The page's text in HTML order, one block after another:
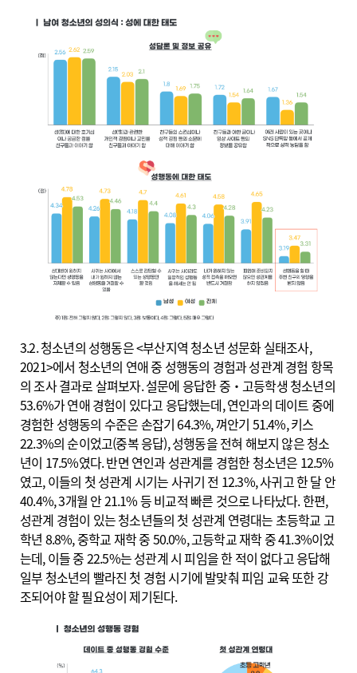
3.2. 청소년의 성행동은 <부산지역 청소년 성문화 실태조사,
2021>에서 청소년의 연애 중 성행동의 경험과 성관계 경험 항목
의 조사 결과로 살펴보자. 설문에 응답한 중‧고등학생 청소년의
53.6%가 연애 경험이 있다고 응답했는데, 연인과의 데이트 중에
경험한 성행동의 수준은 손잡기 64.3%, 껴안기 51.4%, 키스
22.3%의 순이었고(중복 응답), 성행동을 전혀 해보지 않은 청소
년이 17.5%였다. 반면 연인과 성관계를 경험한 청소년은 12.5%
였고, 이들의 첫 성관계 시기는 사귀기 전 12.3%, 사귀고 한 달 안
40.4%, 3개월 안 21.1% 등 비교적 빠른 것으로 나타났다. 한편,
성관계 경험이 있는 청소년들의 첫 성관계 연령대는 초등학교 고
학년 8.8%, 중학교 재학 중 50.0%, 고등학교 재학 중 41.3%이었
는데, 이들 중 22.5%는 성관계 시 피임을 한 적이 없다고 응답해
일부 청소년의 빨라진 첫 경험 시기에 발맞춰 피임 교육 또한 강
조되어야 할 필요성이 제기된다.